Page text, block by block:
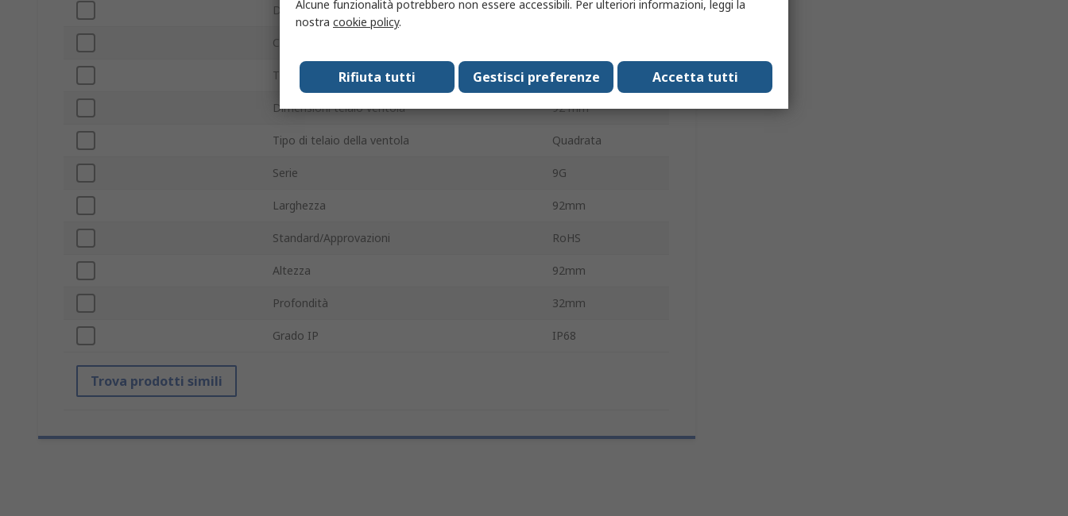
Direzione della curva Indietro
Con terminazione/senza terminazione
Tipo di cuscinetto Sfera
Dimensioni telaio ventola 92 mm
Tipo di telaio della ventola Quadrata
Serie 9G
Larghezza 92mm
Standard/Approvazioni RoHS
Altezza 92mm
Profondità 32mm
Grado IP IP68
Trova prodotti simili
Alcune funzionalità potrebbero non essere accessibili. Per ulteriori informazioni, leggi la
nostra cookie policy.
Accetta tutti
Gestisci preferenze
Rifiuta tutti